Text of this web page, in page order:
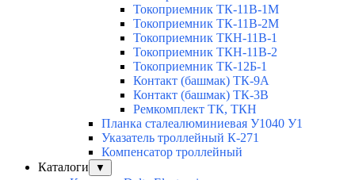
Токоприемник ТК-11В-1М
Токоприемник ТК-11В-2М
Токоприемник ТКН-11В-1
Токоприемник ТКН-11В-2
Токоприемник ТК-12Б-1
Контакт (башмак) ТК-9А
Контакт (башмак) ТК-3В
Ремкомплект ТК, ТКН
Планка сталеалюминиевая У1040 У1
Указатель троллейный К-271
Компенсатор троллейный
Каталоги
▼